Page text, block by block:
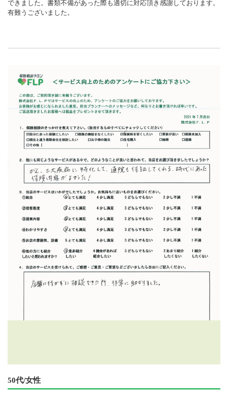
できました。書類不備があった際も適切に対応頂き感謝しております。
有難うございました。
50代/女性